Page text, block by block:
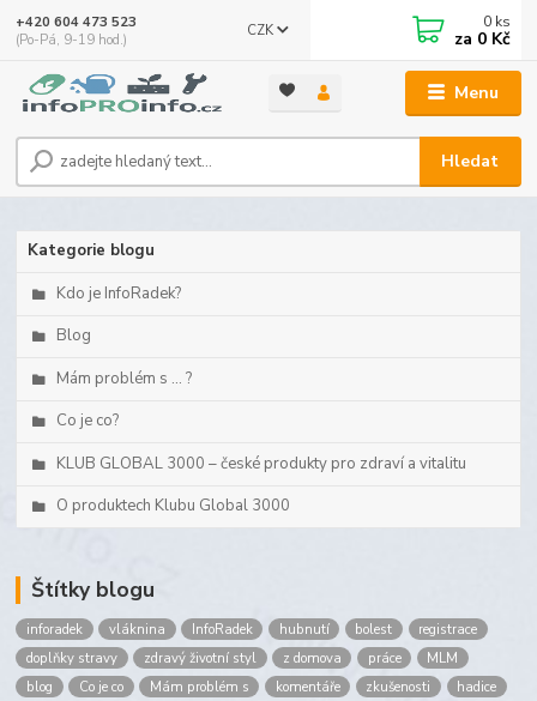
Menu
CZK
Hledat
+420 604 473 523
(Po-Pá, 9-19 hod.)
0 ks
za 0 Kč
Kategorie blogu
Kdo je InfoRadek?
Blog
Mám problém s ... ?
Co je co?
KLUB GLOBAL 3000 – české produkty pro zdraví a vitalitu
O produktech Klubu Global 3000
Štítky blogu
inforadek vláknina InfoRadek hubnutí bolest
registrace
doplňky stravy
zdravý životní styl z domova práce
MLM
blog
Co je co Mám problém s komentáře zkušenosti
hadice